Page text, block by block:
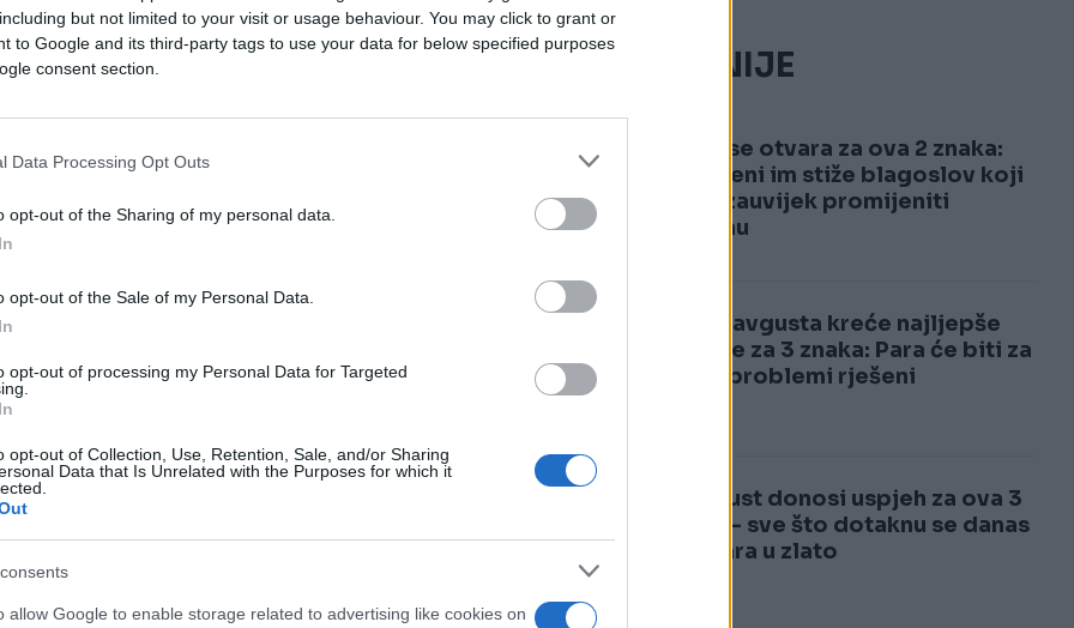
but not limited to your visit or usage behaviour. You may click to grant or
to Google and its third-party tags to use your data for below specified purposes
consent section.
Data Processing Opt Outs
opt-out of the Sharing of my personal data.
opt-out of the Sale of my Personal Data.
opt-out of processing my Personal Data for Targeted
opt-out of Collection, Use, Retention, Sale, and/or Sharing
Data that Is Unrelated with the Purposes for which it
allow Google to enable storage related to advertising like cookies on
oko sebe. Bio je siguran da bi taj smijeh
stežući nalaz ultrazvuka. Svijet oko nje kao
sretnih roditelja na zidu.
NAJČITANIJE
1
Nebo se otvara za ova 2 znaka:
Do jeseni im stiže blagoslov koji
će im zauvijek promijeniti
sudbinu
2
Od 15. avgusta kreće najljepše
vrijeme za 3 znaka: Para će biti za
sve, a problemi rješeni
3
4. august donosi uspjeh za ova 3
znaka – sve što dotaknu se danas
pretvara u zlato